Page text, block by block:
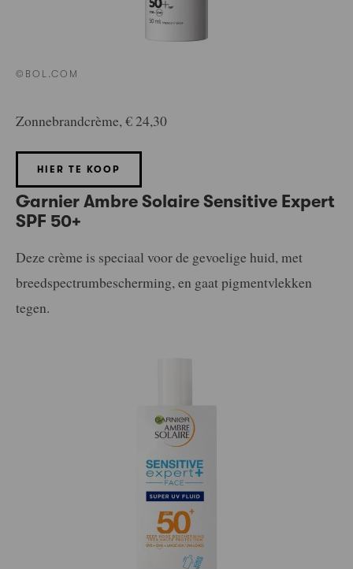
©BOL.COM
Zonnebrandcrème, € 24,30
HIER TE KOOP
Garnier Ambre Solaire Sensitive Expert
SPF 50+
Deze crème is speciaal voor de gevoelige huid, met
breedspectrumbescherming, en gaat pigmentvlekken
tegen.